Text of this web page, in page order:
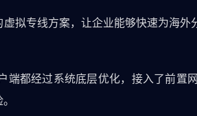
拟专线方案，让企业能够快速为海
端都经过系统底层优化，接入了前置